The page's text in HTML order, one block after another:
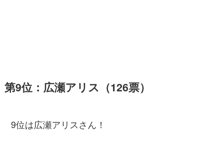
第9位：広瀬アリス（126票）
9位は広瀬アリスさん！